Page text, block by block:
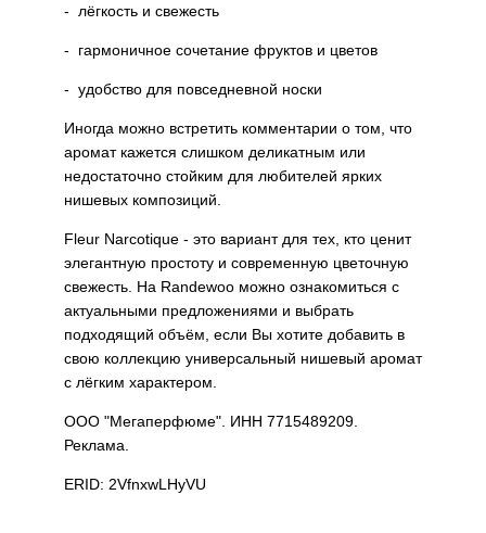
- лёгкость и свежесть
- гармоничное сочетание фруктов и цветов
- удобство для повседневной носки
Иногда можно встретить комментарии о том, что
аромат кажется слишком деликатным или
недостаточно стойким для любителей ярких
нишевых композиций.
Fleur Narcotique - это вариант для тех, кто ценит
элегантную простоту и современную цветочную
свежесть. На Randewoo можно ознакомиться с
актуальными предложениями и выбрать
подходящий объём, если Вы хотите добавить в
свою коллекцию универсальный нишевый аромат
с лёгким характером.
ООО "Мегаперфюме". ИНН 7715489209.
Реклама.
ERID: 2VfnxwLHyVU